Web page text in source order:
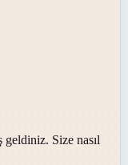
Size nasıl